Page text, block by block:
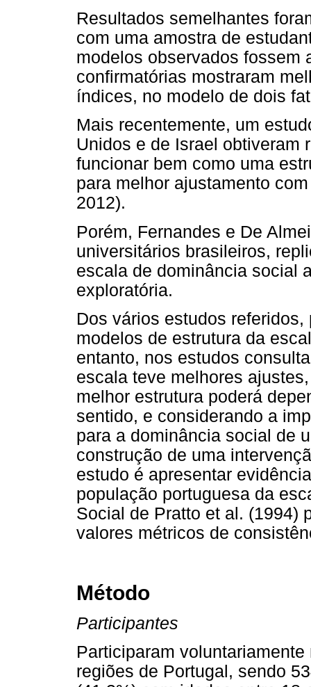
Resultados semelhantes
com uma amostra de
modelos observados fossem
confirmatórias mostraram
índices, no modelo de dois
Mais recentemente, um
Unidos e de Israel obtiveram
funcionar bem como uma
para melhor ajustamento
2012).
Porém, Fernandes e De
universitários brasileiros,
escala de dominância social
exploratória.
Dos vários estudos
modelos de estrutura da
entanto, nos estudos
escala teve melhores
melhor estrutura poderá
sentido, e considerando a
para a dominância social de
construção de uma
estudo é apresentar
população portuguesa da
Social de Pratto et al. (1994)
valores métricos de
Método
Participantes
Participaram
regiões de Portugal, sendo